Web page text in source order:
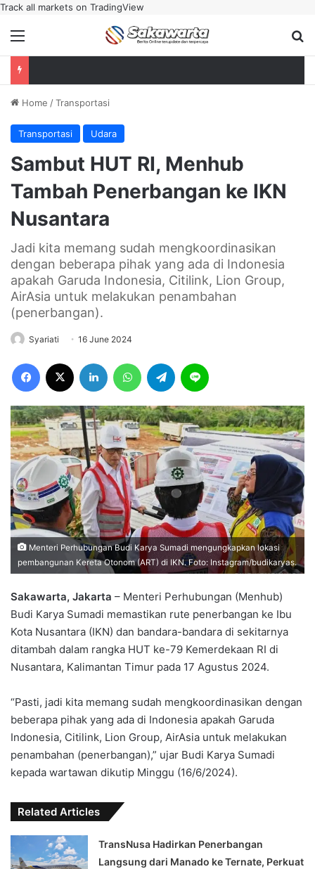
Track all markets on TradingView
Menu
Home /Transportasi
Transportasi Udara
Sambut HUT RI, Menhub
Tambah Penerbangan ke IKN
Nusantara
Jadi kita memang sudah mengkoordinasikan
dengan beberapa pihak yang ada di Indonesia
apakah Garuda Indonesia, Citilink, Lion Group,
AirAsia untuk melakukan penambahan
(penerbangan).
Syariati 16 June 2024
Facebook LinkedIn WhatsAppTelegram
Menteri Perhubungan Budi Karya Sumadi mengungkapkan lokasi
pembangunan Kereta Otonom (ART) di IKN. Foto: Instagram/budikaryas.
Sakawarta, Jakarta – Menteri Perhubungan (Menhub)
Budi Karya Sumadi memastikan rute penerbangan ke Ibu
Kota Nusantara (IKN) dan bandara-bandara di sekitarnya
ditambah dalam rangka HUT ke-79 Kemerdekaan RI di
Nusantara, Kalimantan Timur pada 17 Agustus 2024.
“Pasti, jadi kita memang sudah mengkoordinasikan dengan
beberapa pihak yang ada di Indonesia apakah Garuda
Indonesia, Citilink, Lion Group, AirAsia untuk melakukan
penambahan (penerbangan),” ujar Budi Karya Sumadi
kepada wartawan dikutip Minggu (16/6/2024).
Related Articles
TransNusa Hadirkan Penerbangan
Langsung dari Manado ke Ternate, Perkuat